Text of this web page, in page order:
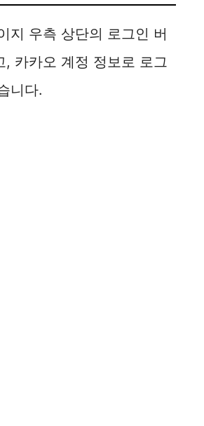
지 우측 상단의 로그인 버
, 카카오 계정 정보로 로그
니다.